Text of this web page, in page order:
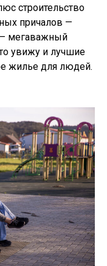
строительство
причалов —
мегаважный
увижу и лучшие
жилье для людей.